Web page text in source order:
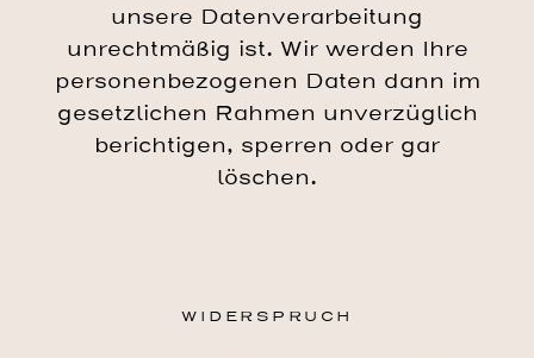
unsere Datenverarbeitung
unrechtmäßig ist. Wir werden Ihre
personenbezogenen Daten dann im
gesetzlichen Rahmen unverzüglich
berichtigen, sperren oder gar
löschen.
WIDERSPRUCH